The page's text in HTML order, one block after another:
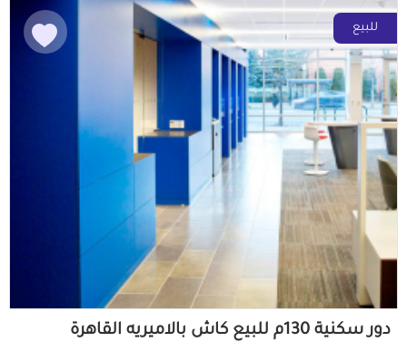
للبيع
دور سكنية 130م للبيع كاش بالاميريه القاهرة